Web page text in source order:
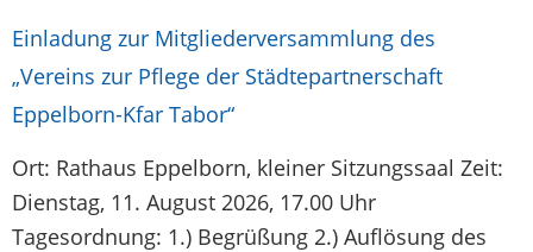
Einladung zur Mitgliederversammlung des
„Vereins zur Pflege der Städtepartnerschaft
Eppelborn-Kfar Tabor“
Ort: Rathaus Eppelborn, kleiner Sitzungssaal Zeit:
Dienstag, 11. August 2026, 17.00 Uhr
Tagesordnung: 1.) Begrüßung 2.) Auflösung des